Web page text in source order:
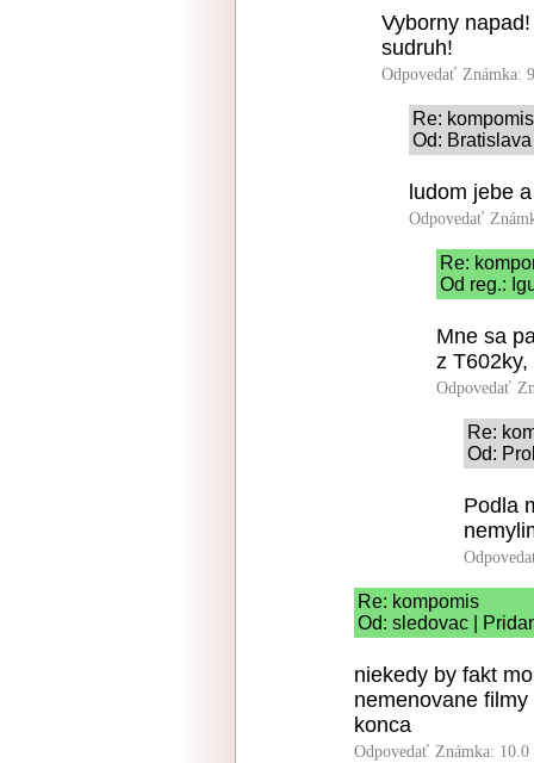
Vyborny
sudruh!
Odpovedať Známka:
Re: kompomis
Od:
ludom jebe
Odpovedať
Re:
Od reg.:
Mne sa
z
Odpovedať
Re:
Od:
Podla
Re: kompomis
Od: sledovac |
niekedy by fakt
nemenovane
konca
Odpovedať Známka: 10.0